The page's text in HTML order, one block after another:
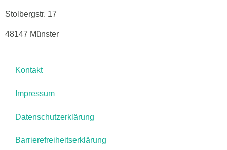
Stolbergstr. 17
48147 Münster
Kontakt
Impressum
Datenschutzerklärung
Barrierefreiheitserklärung